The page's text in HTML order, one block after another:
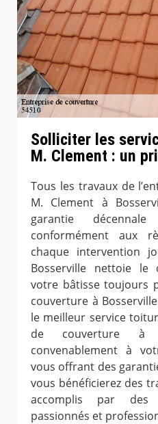
Solliciter les
M. Clement : un
Tous les travaux de
M. Clement à
garantie
conformément aux
chaque intervention
Bosserville nettoie
votre bâtisse toujours
couverture à
le meilleur service
de couverture à
convenablement à
vous offrant des
vous bénéficierez des
accomplis par des
passionnés et